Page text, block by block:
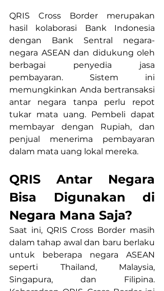
QRIS Cross Border merupakan
hasil kolaborasi Bank Indonesia
dengan Bank Sentral negara-
negara ASEAN dan didukung oleh
berbagai penyedia jasa
pembayaran. Sistem ini
memungkinkan Anda bertransaksi
antar negara tanpa perlu repot
tukar mata uang. Pembeli dapat
membayar dengan Rupiah, dan
penjual menerima pembayaran
dalam mata uang lokal mereka.
QRIS Antar Negara
Bisa Digunakan di
Negara Mana Saja?
Saat ini, QRIS Cross Border masih
dalam tahap awal dan baru berlaku
untuk beberapa negara ASEAN
seperti Thailand, Malaysia,
Singapura, dan Filipina.